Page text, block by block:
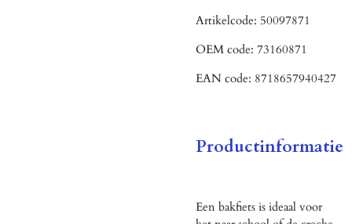
Artikelcode: 50097871
OEM code: 73160871
EAN code: 8718657940427
Productinformatie
Een bakfiets is ideaal voor